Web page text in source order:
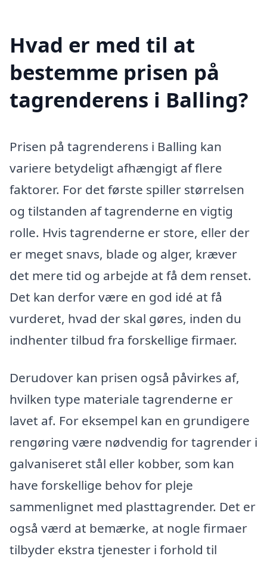
Hvad er med til at
bestemme prisen på
tagrenderens i Balling?
Prisen på tagrenderens i Balling kan
variere betydeligt afhængigt af flere
faktorer. For det første spiller størrelsen
og tilstanden af tagrenderne en vigtig
rolle. Hvis tagrenderne er store, eller der
er meget snavs, blade og alger, kræver
det mere tid og arbejde at få dem renset.
Det kan derfor være en god idé at få
vurderet, hvad der skal gøres, inden du
indhenter tilbud fra forskellige firmaer.
Derudover kan prisen også påvirkes af,
hvilken type materiale tagrenderne er
lavet af. For eksempel kan en grundigere
rengøring være nødvendig for tagrender i
galvaniseret stål eller kobber, som kan
have forskellige behov for pleje
sammenlignet med plasttagrender. Det er
også værd at bemærke, at nogle firmaer
tilbyder ekstra tjenester i forhold til